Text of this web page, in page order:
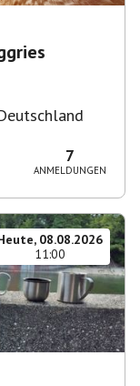
7
ANMELDUNGEN
08.08.2026
11:00